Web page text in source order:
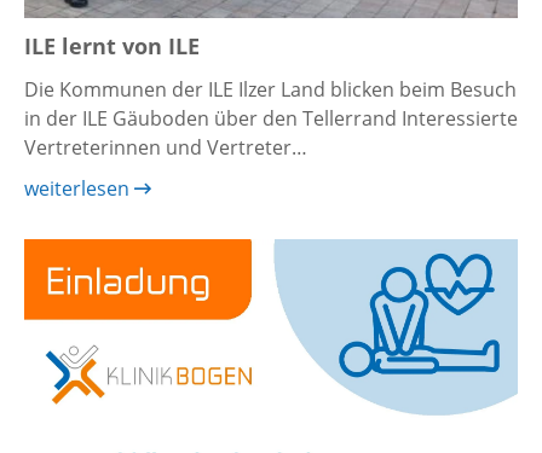
ILE lernt von ILE
Die Kommunen der ILE Ilzer Land blicken beim Besuch
in der ILE Gäuboden über den Tellerrand Interessierte
Vertreterinnen und Vertreter…
weiterlesen